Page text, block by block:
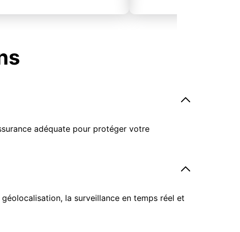
adéquate pour protéger votre
la surveillance en temps réel et